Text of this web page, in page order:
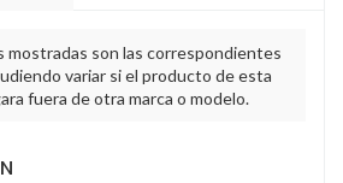
mostradas son las correspondientes
variar si el producto de esta
fuera de otra marca o modelo.